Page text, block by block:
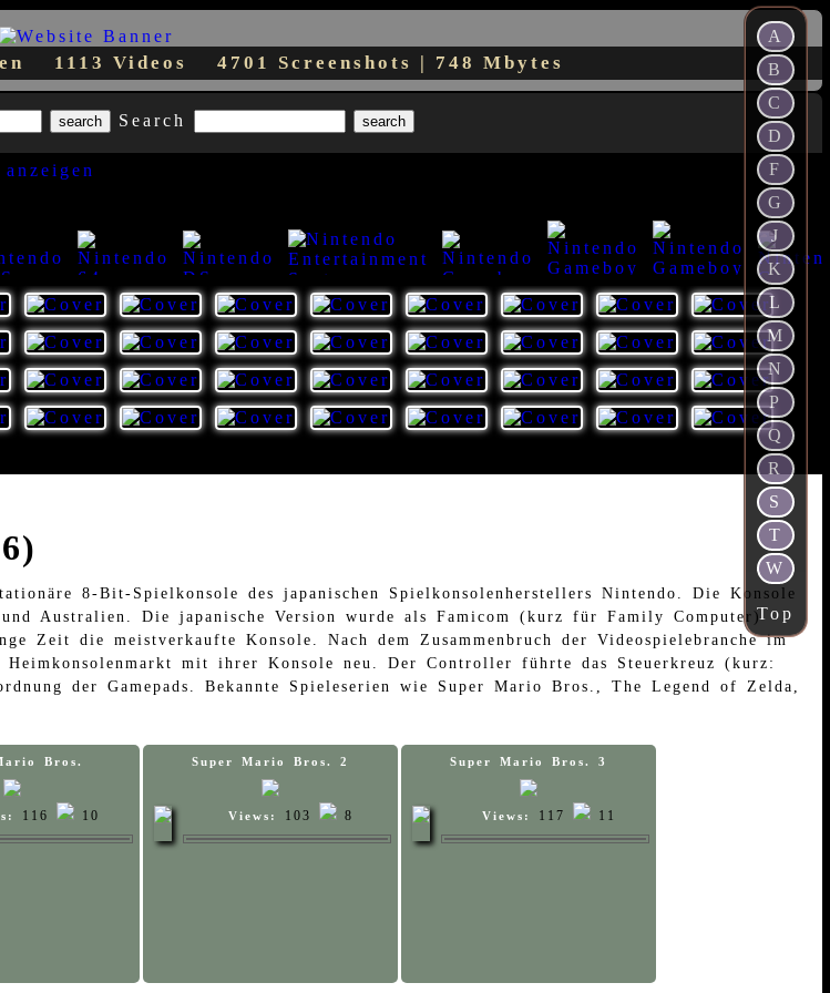
1113 Videos 4701 Screenshots | 748 Mbytes
Search
39 42 59 66 59 55 44
8-Bit-Spielkonsole des japanischen Spielkonsolenherstellers Nintendo. Die Konsole
Australien. Die japanische Version wurde als Famicom (kurz für Family Computer)
Zeit die meistverkaufte Konsole. Nach dem Zusammenbruch der Videospielebranche im
Heimkonsolenmarkt mit ihrer Konsole neu. Der Controller führte das Steuerkreuz (kurz:
der Gamepads. Bekannte Spieleserien wie Super Mario Bros., The Legend of Zelda,
Bros.
116 10
Super Mario Bros. 2
Views: 103 8
Super Mario Bros. 3
Views: 117 11
A
B
C
D
F
G
J
K
L
M
N
P
Q
R
S
T
W
Top